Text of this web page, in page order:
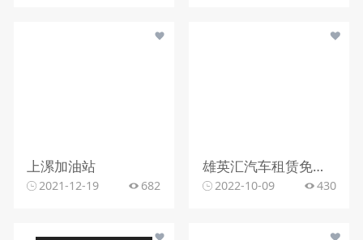
上漯加油站
2021-12-19 682
雄英汇汽车租赁免押金
2022-10-09 430